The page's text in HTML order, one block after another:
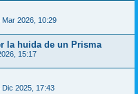
Mar 2026, 10:29
la huida de un Prisma
15:17
Dic 2025, 17:43